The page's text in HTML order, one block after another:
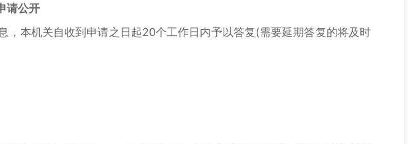
请公开
本机关自收到申请之日起20个工作日内予以答复(需要延期答复的将及时